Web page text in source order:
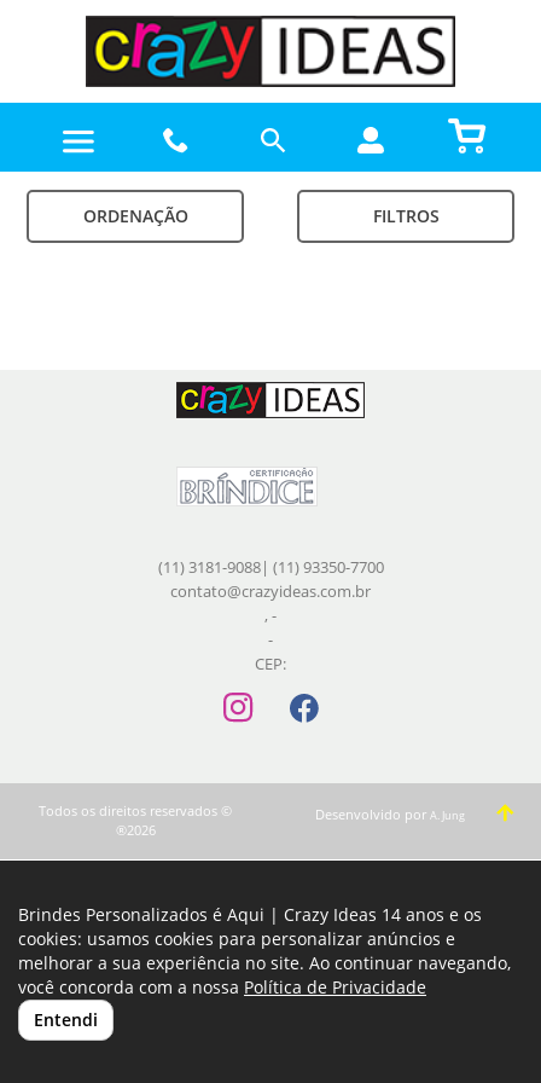
ORDENAÇÃO FILTROS
(11) 3181-9088| (11) 93350-7700
contato@crazyideas.com.br
, -
-
CEP:
Todos os direitos reservados ©
®2026
Desenvolvido por A. Jung
Brindes Personalizados é Aqui | Crazy Ideas 14 anos e os
cookies: usamos cookies para personalizar anúncios e
melhorar a sua experiência no site. Ao continuar navegando,
você concorda com a nossa Política de Privacidade
Entendi